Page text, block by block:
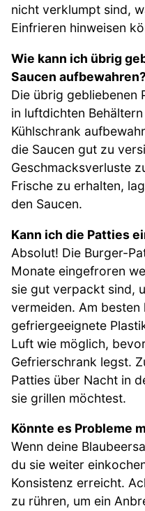
nicht verklumpt sind,
Einfrieren hinweisen
Wie kann ich übrig
Saucen aufbewahren?
Die übrig gebliebenen
in luftdichten
Kühlschrank
die Saucen gut zu
Geschmacksverluste
Frische zu erhalten,
den Saucen.
Kann ich die Patties
Absolut! Die Burger-
Monate eingefroren
sie gut verpackt sind,
vermeiden. Am besten
gefriergeeignete
Luft wie möglich,
Gefrierschrank legst.
Patties über Nacht in
sie grillen möchtest.
Könnte es Probleme
Wenn deine
du sie weiter
Konsistenz erreicht.
zu rühren, um ein